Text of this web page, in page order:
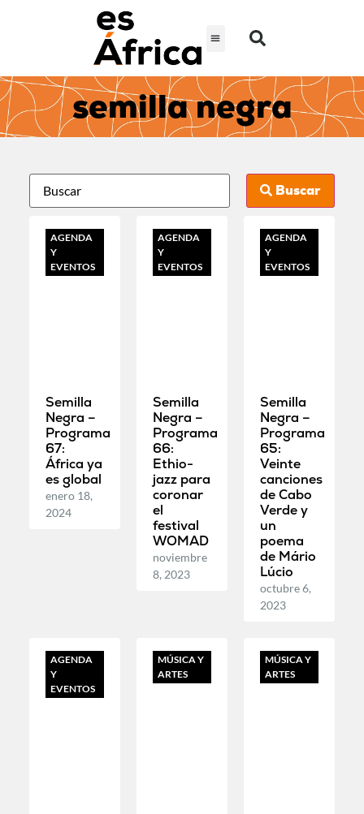
semilla negra
Buscar
AGENDA
Y
EVENTOS
Semilla
Negra –
Programa
67:
África ya
es global
enero 18,
2024
AGENDA
Y
EVENTOS
Semilla
Negra –
Programa
66:
Ethio-
jazz para
coronar
el
festival
WOMAD
noviembre
8, 2023
AGENDA
Y
EVENTOS
Semilla
Negra –
Programa
65:
Veinte
canciones
de Cabo
Verde y
un
poema
de Mário
Lúcio
octubre 6,
2023
AGENDA
Y
EVENTOS
MÚSICA Y
ARTES
MÚSICA Y
ARTES